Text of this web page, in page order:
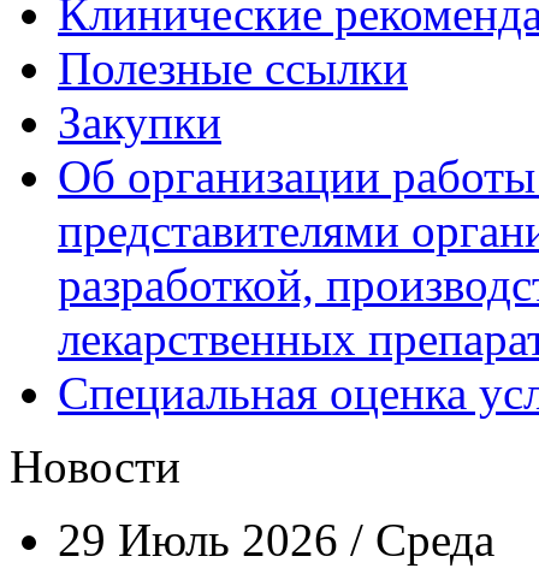
Клинические
Полезные ссылки
Закупки
Об организации
представителями
разработкой,
лекарственных
Специальная оценка
Новости
29 Июль 2026 / Среда